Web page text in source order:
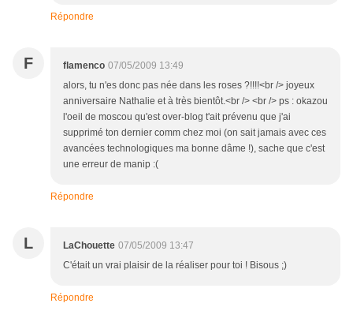
Répondre
F flamenco 07/05/2009 13:49
alors, tu n'es donc pas née dans les roses ?!!!!<br /> joyeux
anniversaire Nathalie et à très bientôt.<br /> <br /> ps : okazou
l'oeil de moscou qu'est over-blog t'ait prévenu que j'ai
supprimé ton dernier comm chez moi (on sait jamais avec ces
avancées technologiques ma bonne dâme !), sache que c'est
une erreur de manip :(
Répondre
L LaChouette 07/05/2009 13:47
C'était un vrai plaisir de la réaliser pour toi ! Bisous ;)
Répondre